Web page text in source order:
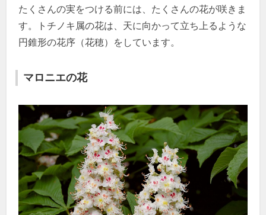
たくさんの実をつける前には、たくさんの花が咲きま
す。トチノキ属の花は、天に向かって立ち上るような
円錐形の花序（花穂）をしています。
マロニエの花